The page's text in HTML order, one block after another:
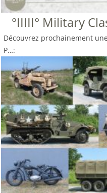
°IIIII° Military
Découvrez prochainement
P…: